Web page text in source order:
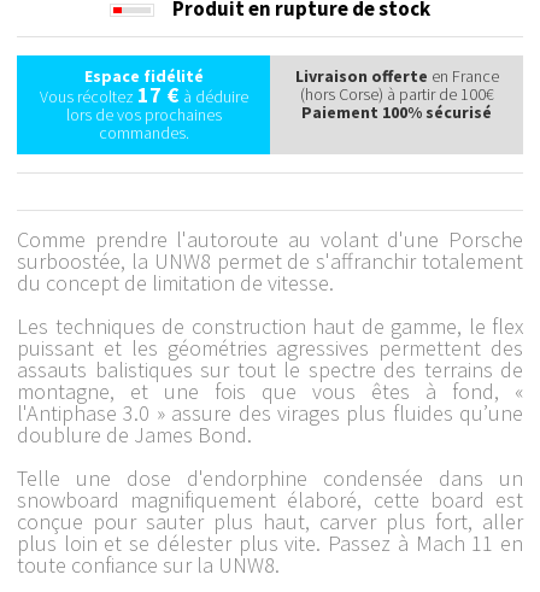
Produit en rupture de stock
Espace fidélité
Vous récoltez 17 €à déduire
lors de vos prochaines
commandes.
Livraison offerte en France
(hors Corse) à partir de 100€
Paiement 100% sécurisé
Comme prendre l'autoroute au volant d'une Porsche
surboostée, la UNW8 permet de s'affranchir totalement
du concept de limitation de vitesse.
Les techniques de construction haut de gamme, le flex
puissant et les géométries agressives permettent des
assauts balistiques sur tout le spectre des terrains de
montagne, et une fois que vous êtes à fond, «
l'Antiphase 3.0 » assure des virages plus fluides qu’une
doublure de James Bond.
Telle une dose d'endorphine condensée dans un
snowboard magnifiquement élaboré, cette board est
conçue pour sauter plus haut, carver plus fort, aller
plus loin et se délester plus vite. Passez à Mach 11 en
toute confiance sur la UNW8.